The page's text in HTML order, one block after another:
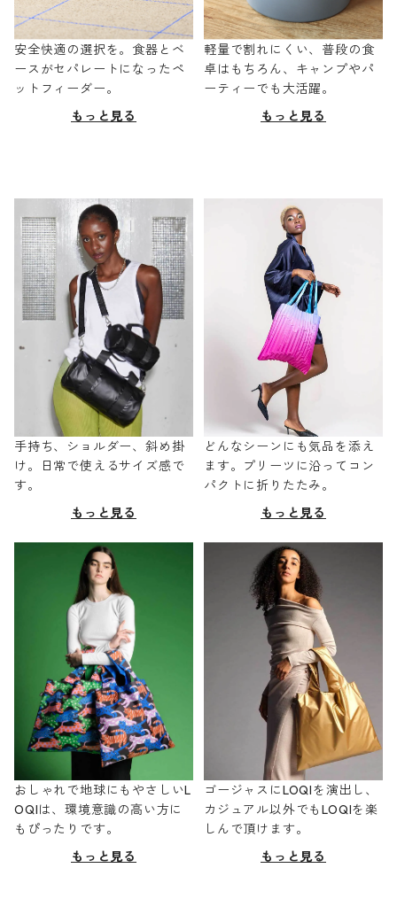
安全快適の選択を。食器とベ
ースがセパレートになったペ
ットフィーダー。
もっと見る
軽量で割れにくい、普段の食
卓はもちろん、キャンプやパ
ーティーでも大活躍。
もっと見る
手持ち、ショルダー、斜め掛
け。日常で使えるサイズ感で
す。
もっと見る
どんなシーンにも気品を添え
ます。プリーツに沿ってコン
パクトに折りたたみ。
もっと見る
おしゃれで地球にもやさしいL
OQIは、環境意識の高い方に
もぴったりです。
もっと見る
ゴージャスにLOQIを演出し、
カジュアル以外でもLOQIを楽
しんで頂けます。
もっと見る